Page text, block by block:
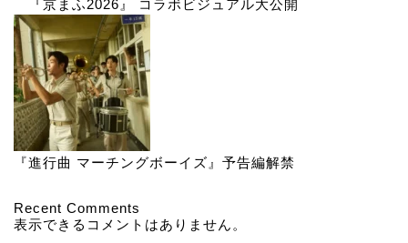
『京まふ2026』 コラボビジュアル大公開
『進行曲 マーチングボーイズ』予告編解禁
Recent Comments
表示できるコメントはありません。